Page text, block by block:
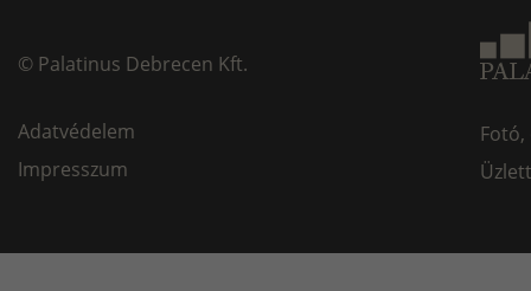
© Palatinus Debrecen Kft.
Adatvédelem
Impresszum
Fotó,